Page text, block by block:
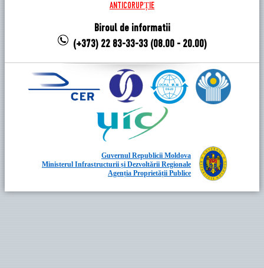
ANTICORUPȚIE
Biroul de informatii
(+373) 22 83-33-33 (08.00 - 20.00)
Guvernul Republicii Moldova
Ministerul Infrastructurii și Dezvoltării Regionale
Agenția Proprietății Publice